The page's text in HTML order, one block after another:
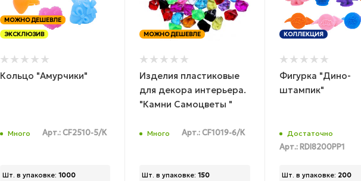
МОЖНО ДЕШЕВЛЕ
ЭКСКЛЮЗИВ
Кольцо "Амурчики"
Много Арт.: CF2510-5/К
Шт. в упаковке: 1000
МОЖНО ДЕШЕВЛЕ
Изделия пластиковые
для декора интерьера.
"Камни Самоцветы "
Много Арт.: CF1019-6/К
Шт. в упаковке: 150
КОЛЛЕКЦИЯ
Фигурка "Дино-
штампик"
Достаточно
Арт.: RDI8200PP1
Шт. в упаковке: 200